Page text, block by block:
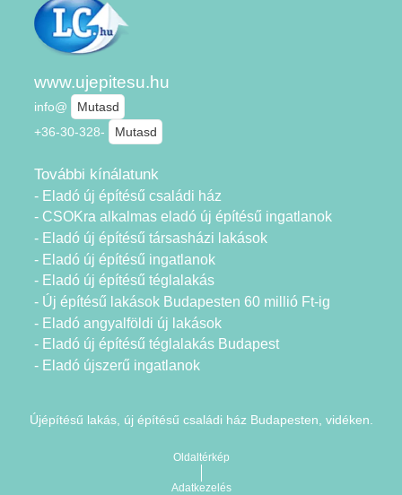
www.ujepitesu.hu
info@
Mutasd
+36-30-328-
Mutasd
További kínálatunk
- Eladó új építésű családi ház
- CSOKra alkalmas eladó új építésű ingatlanok
- Eladó új építésű társasházi lakások
- Eladó új építésű ingatlanok
- Eladó új építésű téglalakás
- Új építésű lakások Budapesten 60 millió Ft-ig
- Eladó angyalföldi új lakások
- Eladó új építésű téglalakás Budapest
- Eladó újszerű ingatlanok
Újépítésű lakás, új építésű családi ház Budapesten, vidéken.
Oldaltérkép
Adatkezelés